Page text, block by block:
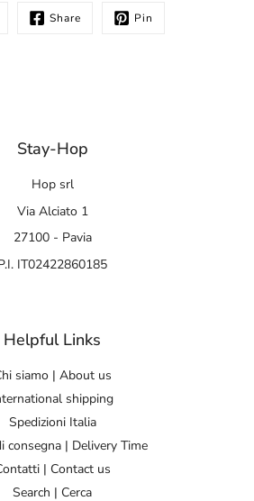
Share Pin
Stay-Hop
Hop srl
Via Alciato 1
27100 - Pavia
IT02422860185
Helpful Links
siamo | About us
shipping
Spedizioni Italia
consegna | Delivery Time
| Contact us
Search | Cerca